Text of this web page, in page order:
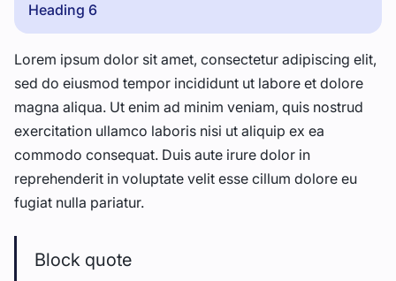
Heading 6
Lorem ipsum dolor sit amet, consectetur adipiscing elit,
sed do eiusmod tempor incididunt ut labore et dolore
magna aliqua. Ut enim ad minim veniam, quis nostrud
exercitation ullamco laboris nisi ut aliquip ex ea
commodo consequat. Duis aute irure dolor in
reprehenderit in voluptate velit esse cillum dolore eu
fugiat nulla pariatur.
Block quote